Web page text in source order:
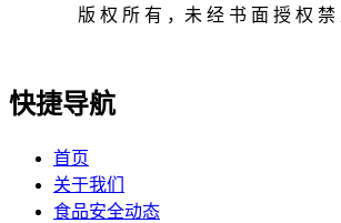
版 权 所 有 ，未 经 书 面 授 权 禁
快捷导航
首页
关于我们
食品安全动态